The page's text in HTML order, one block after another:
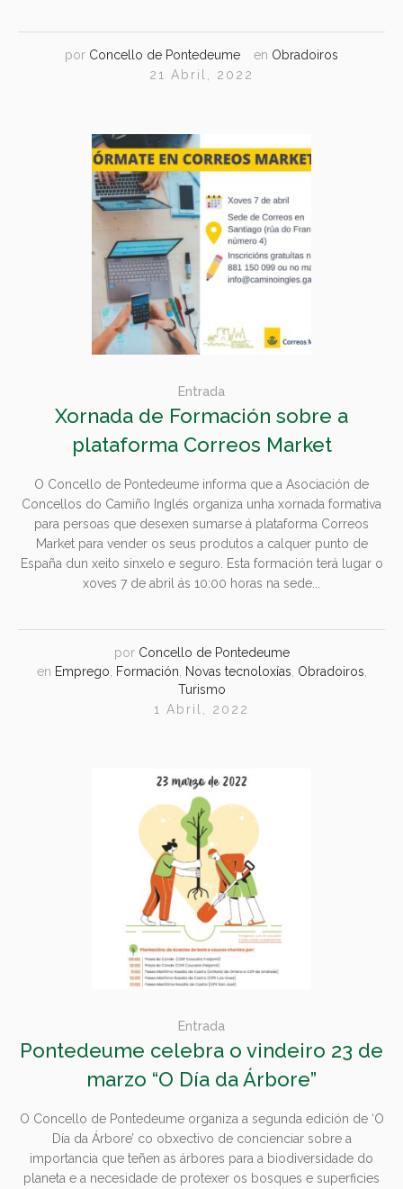
por Concello de Pontedeume en Obradoiros
21 Abril, 2022
Entrada
Xornada de Formación sobre a
plataforma Correos Market
O Concello de Pontedeume informa que a Asociación de
Concellos do Camiño Inglés organiza unha xornada formativa
para persoas que desexen sumarse á plataforma Correos
Market para vender os seus produtos a calquer punto de
España dun xeito sinxelo e seguro. Esta formación terá lugar o
xoves 7 de abril ás 10:00 horas na sede...
por Concello de Pontedeume
en Emprego Formación Novas tecnoloxías Obradoiros
Turismo
1 Abril, 2022
Entrada
Pontedeume celebra o vindeiro 23 de
marzo “O Día da Árbore”
O Concello de Pontedeume organiza a segunda edición de ‘O
Día da Árbore’ co obxectivo de concienciar sobre a
importancia que teñen as árbores para a biodiversidade do
planeta e a necesidade de protexer os bosques e superficies